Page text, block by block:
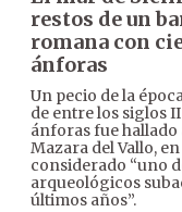
restos de un
romana con
ánforas
Un pecio de la
de entre los siglos
ánforas fue hallado
Mazara del Vallo,
considerado “uno
arqueológicos
últimos años”.